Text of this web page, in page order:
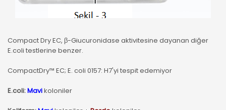
Compact Dry EC, β-Giucuronidase aktivitesine dayanan diğer
E.coli testlerine benzer.
CompactDry™ EC; E. coli 0157: H7'yi tespit edemiyor
E.coli:Mavikoloniler